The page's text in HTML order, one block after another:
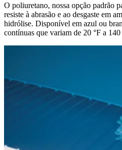
O poliuretano, nossa opção padrão
resiste à abrasão e ao desgaste em
hidrólise. Disponível em azul ou
contínuas que variam de 20 °F a